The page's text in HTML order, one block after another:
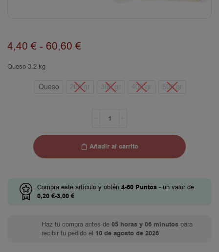
4,40 € - 60,60 €
Queso 3.2 kg
Queso 200 gr 300 gr 400 gr 500 gr
Añadir al carrito
Compra este artículo y obtén 4-60 Puntos - un valor de
0,20 €-3,00 €
Haz tu compra antes de 05 horas y 06 minutos para
recibir tu pedido el 10 de agosto de 2026